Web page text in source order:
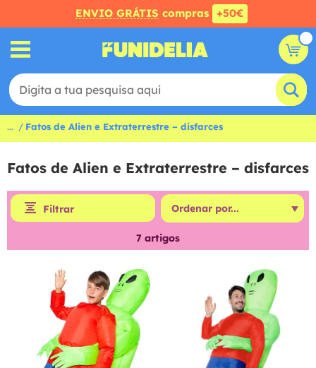
ENVIO GRÁTIS compras +50€
... Fatos de Alien e Extraterrestre – disfarces
Fatos de Alien e Extraterrestre – disfarces
Filtrar
7 artigos